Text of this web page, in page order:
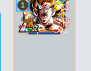
1